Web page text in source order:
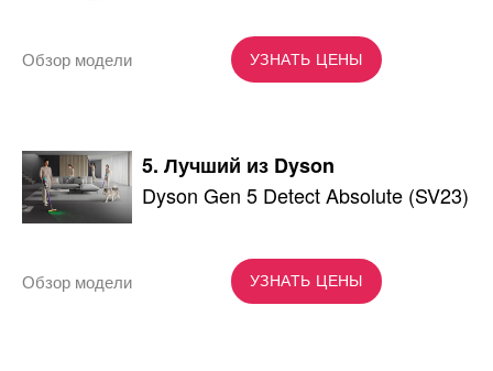
УЗНАТЬ ЦЕНЫ
Обзор модели
5. Лучший из Dyson
Dyson Gen 5 Detect Absolute (SV23)
УЗНАТЬ ЦЕНЫ
Обзор модели